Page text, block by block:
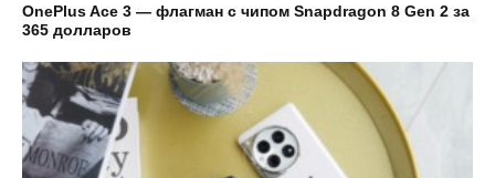
OnePlus Ace 3 — флагман с чипом Snapdragon 8 Gen 2 за
365 долларов